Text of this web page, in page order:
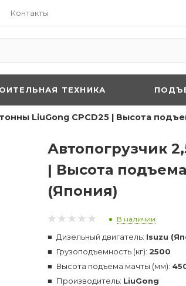
Контакты
ТЕХНИКА
LiuGong CPCD25 | Высота
Автопогрузчик
| Высота
(Япония)
В наличии
Дизельный двигатель: Isuzu
Грузоподъемность (кг): 2500
Высота подъема мачты (мм):
Производитель: LiuGong